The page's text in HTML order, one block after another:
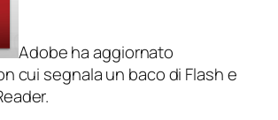
Adobe ha aggiornato
cui segnala un baco di Flash e